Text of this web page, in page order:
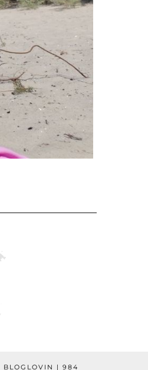
BLOGLOVIN | 984